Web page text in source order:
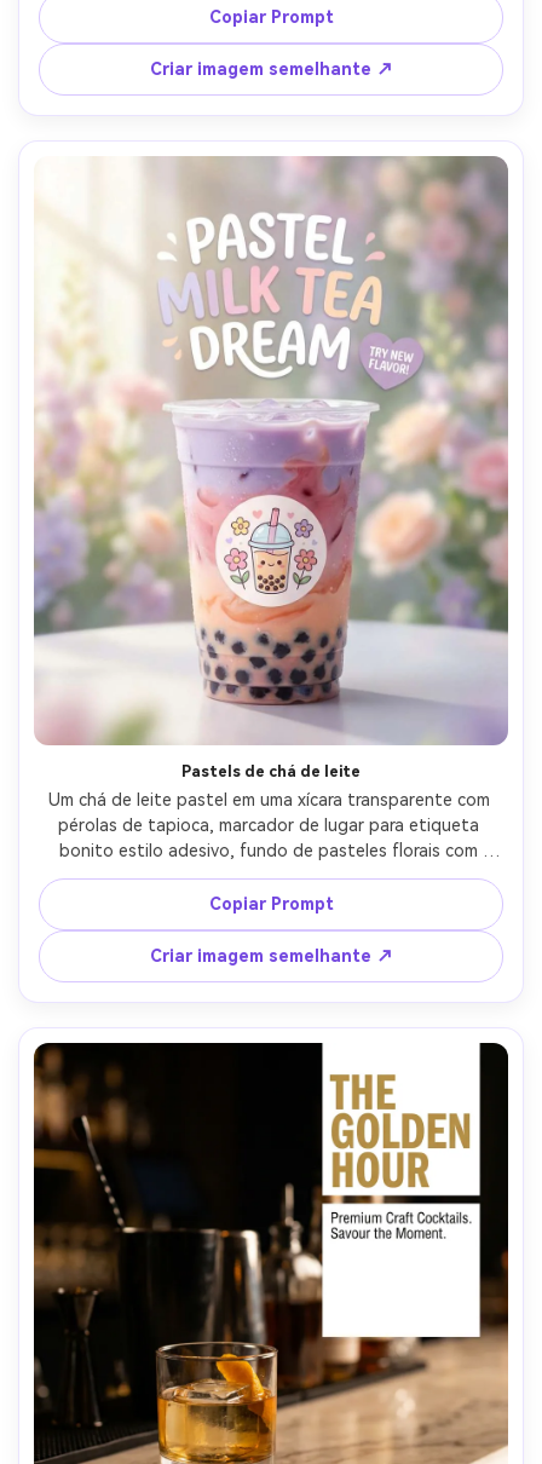
notas minimalistas de tipografia em folha de ouro e
pequeno espaço de linha legal, softbox de estúdio com
luz de borda, Fujifilm GFX100S, 63mm, composição
centrada, pano de fundo de papel texturizado sutil,
destaques de vidro realistas, detalhes prontos para
impressão, alta resolução-AR 4:5
Copiar Prompt
Criar imagem semelhante ↗
Pastels de chá de leite
Um chá de leite pastel em uma xícara transparente com
pérolas de tapioca, marcador de lugar para etiqueta
bonito estilo adesivo, fundo de pasteles florais com
formas macias, layout de pôster com manchete de
tipografia escrito à mão e um pequeno distintivo
promocional, luz diurna suave difusa, clareza estilo iPhone
15 Pro mas profundidade Pro, equivalente a 35mm, leve
enquadramento de cima para baixo, humor alegre,
condensação realista e sombras, alta resolução, foco
nítido-AR 4:5
Copiar Prompt
Criar imagem semelhante ↗